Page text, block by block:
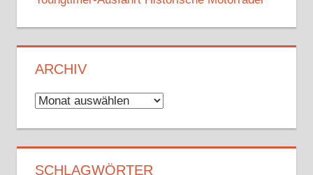
ARCHIV
Archiv
SCHLAGWÖRTER